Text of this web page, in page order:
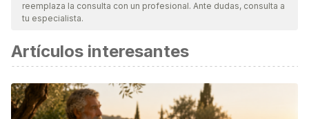
vigencia y validez.La bibliografía de este artículo fue
científica.
Ke, J., & Ford-Jones, E. L. (2015). Food insecurity and
hunger: A review of the effects on children’s health and
behaviour. Paediatrics and Child Health (Canada).
reemplaza la consulta con un profesional. Ante dudas, consulta a
tu especialista.
Artículos interesantes